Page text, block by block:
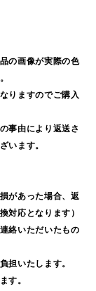
の画像が実際の色
りますのでご購入
事由により返送さ
います。
があった場合、返
対応となります）
絡いただいたもの
いたします。
す。